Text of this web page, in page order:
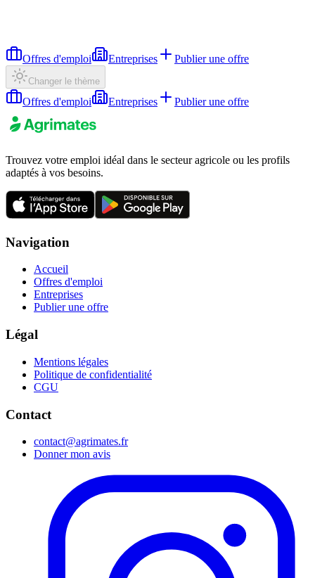
Offres d'emploi Entreprises Publier une offre
Changer le thème
Offres d'emploi Entreprises Publier une offre
Trouvez votre emploi idéal dans le secteur agricole ou les profils
adaptés à vos besoins.
Navigation
Accueil
Offres d'emploi
Entreprises
Publier une offre
Légal
Mentions légales
Politique de confidentialité
CGU
Contact
contact@agrimates.fr
Donner mon avis